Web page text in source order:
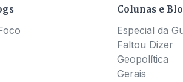
Colunas e
Especial da
Faltou Dizer
Geopolítica
Gerais